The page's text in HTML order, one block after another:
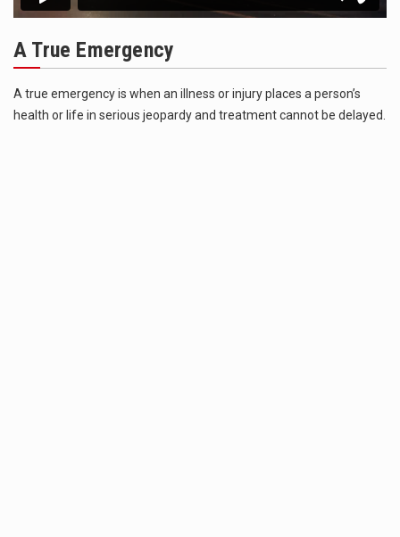
Co to jest NATO? NATO, czyli Organizacja Traktatu Północnoatlantyckiego, to międzynarodowy sojusz wojskowy, który powstał 4 kwietnia 1949 roku. Jego głównym celem jest zapewnienie wolności…
Co charakteryzuje wojnę na Ukrainie w 2026 roku? W 2026 roku wojna na Ukrainie trwa już pięć lat, a jej przebieg charakteryzuje się intensywnymi działaniami…
A True Emergency
A true emergency is when an illness or injury places a person’s
health or life in serious jeopardy and treatment cannot be delayed.